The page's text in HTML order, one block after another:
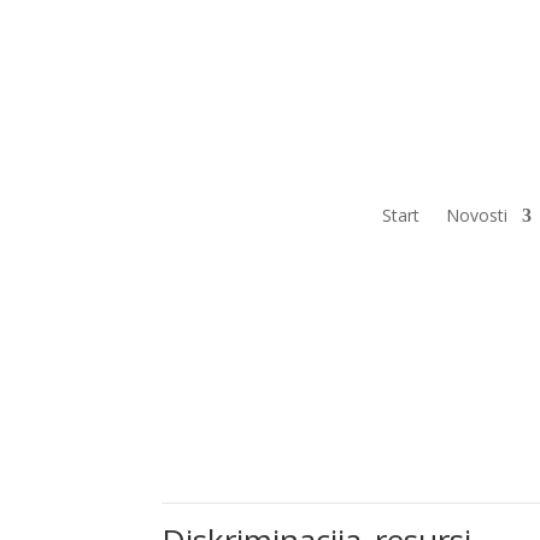
Start Novosti